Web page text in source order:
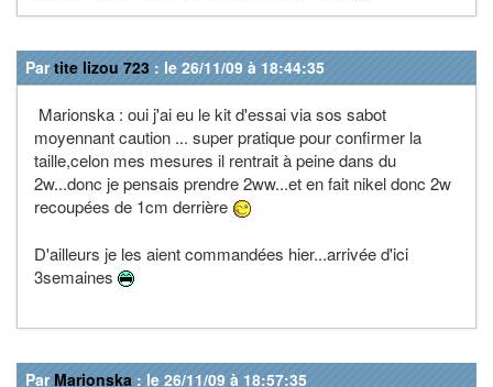
Partite lizou 723 : le 26/11/09 à 18:44:35
Marionska : oui j'ai eu le kit d'essai via sos sabot
moyennant caution ... super pratique pour confirmer la
taille,celon mes mesures il rentrait à peine dans du
2w...donc je pensais prendre 2ww...et en fait nikel donc 2w
recoupées de 1cm derrière
D'ailleurs je les aient commandées hier...arrivée d'ici
3semaines
Par Marionska : le 26/11/09 à 18:57:35